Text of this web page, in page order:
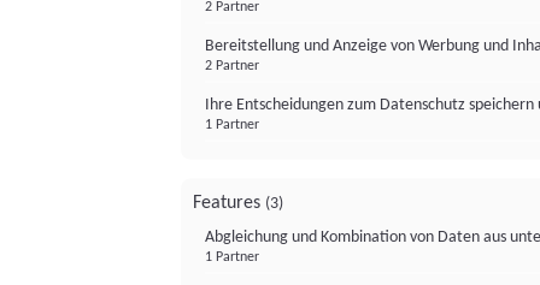
2 Partner
Bereitstellung und Anzeige von Werbung und
2 Partner
Ihre Entscheidungen zum Datenschutz
1 Partner
Features (3)
Abgleichung und Kombination von Daten aus
1 Partner